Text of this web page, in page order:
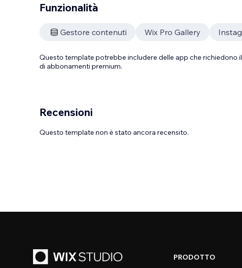
Funzionalità
Gestore contenuti Wix Pro Gallery
Questo template potrebbe includere delle app che
di abbonamenti premium.
Recensioni
Questo template non è stato ancora recensito.
PRODOTTO